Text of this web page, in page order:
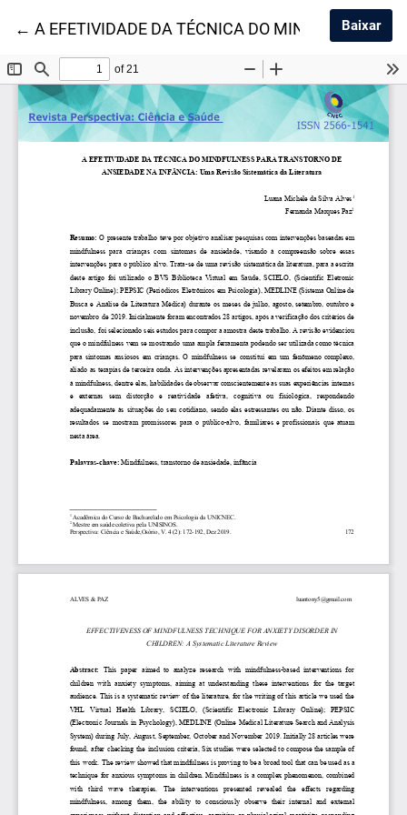
←Voltar aos Detalhes do Artigo
A EFETIVIDADE DA TÉCNICA DO MINDFULNESS
Baixar